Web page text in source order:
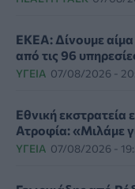
ΕΚΕΑ: Δίνουμε αίμα
από τις 96
ΥΓΕΊΑ 07/08/2026 -
Εθνική εκστρατεία
Ατροφία: «Μιλάμε
ΥΓΕΊΑ 07/08/2026 -